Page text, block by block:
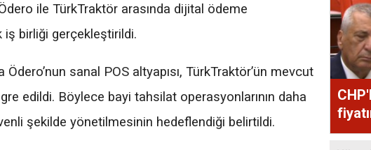
ile TürkTraktör arasında dijital ödeme
birliği gerçekleştirildi.
Ödero’nun sanal POS altyapısı, TürkTraktör’ün mevcut
edildi. Böylece bayi tahsilat operasyonlarının daha
şekilde yönetilmesinin hedeflendiği belirtildi.